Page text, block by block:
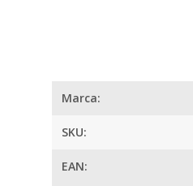
Marca:
SKU:
EAN:
¿Por